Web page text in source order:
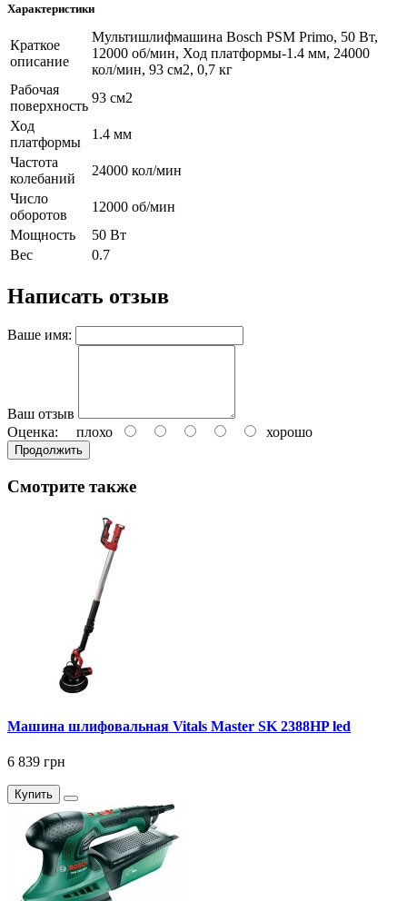
Характеристики
Краткое
описание
Мультишлифмашина Bosch PSM Primo, 50 Вт,
12000 об/мин, Ход платформы-1.4 мм, 24000
кол/мин, 93 см2, 0,7 кг
Рабочая
поверхность
93 см2
Ход
платформы
1.4 мм
Частота
колебаний
24000 кол/мин
Число
оборотов
12000 об/мин
Мощность
50 Вт
Вес
0.7
Написать отзыв
Ваше имя:
Ваш отзыв
Оценка: плохо хорошо
Продолжить
Смотрите также
Машина шлифовальная Vitals Master SK 2388HP led
6 839 грн
Купить